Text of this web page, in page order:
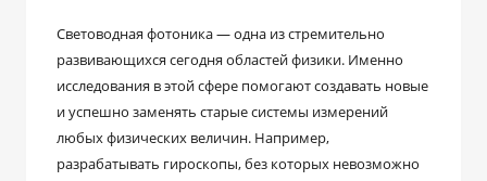
Световодная фотоника — одна из стремительно
развивающихся сегодня областей физики. Именно
исследования в этой сфере помогают создавать новые
и успешно заменять старые системы измерений
любых физических величин. Например,
разрабатывать гироскопы, без которых невозможно